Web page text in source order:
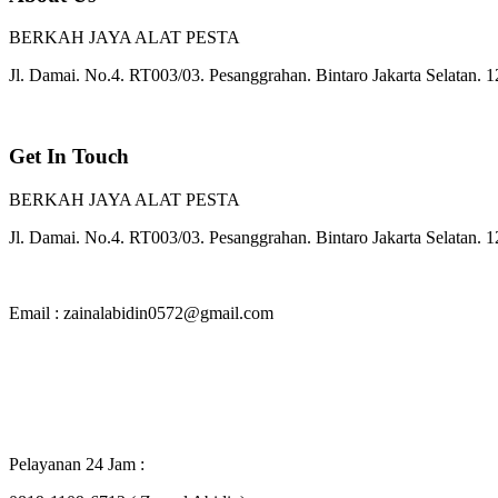
BERKAH JAYA ALAT PESTA
Jl. Damai. No.4. RT003/03. Pesanggrahan. Bintaro Jakarta Selatan.
Get In Touch
BERKAH JAYA ALAT PESTA
Jl. Damai. No.4. RT003/03. Pesanggrahan. Bintaro Jakarta Selatan.
Email : zainalabidin0572@gmail.com
Pelayanan 24 Jam :